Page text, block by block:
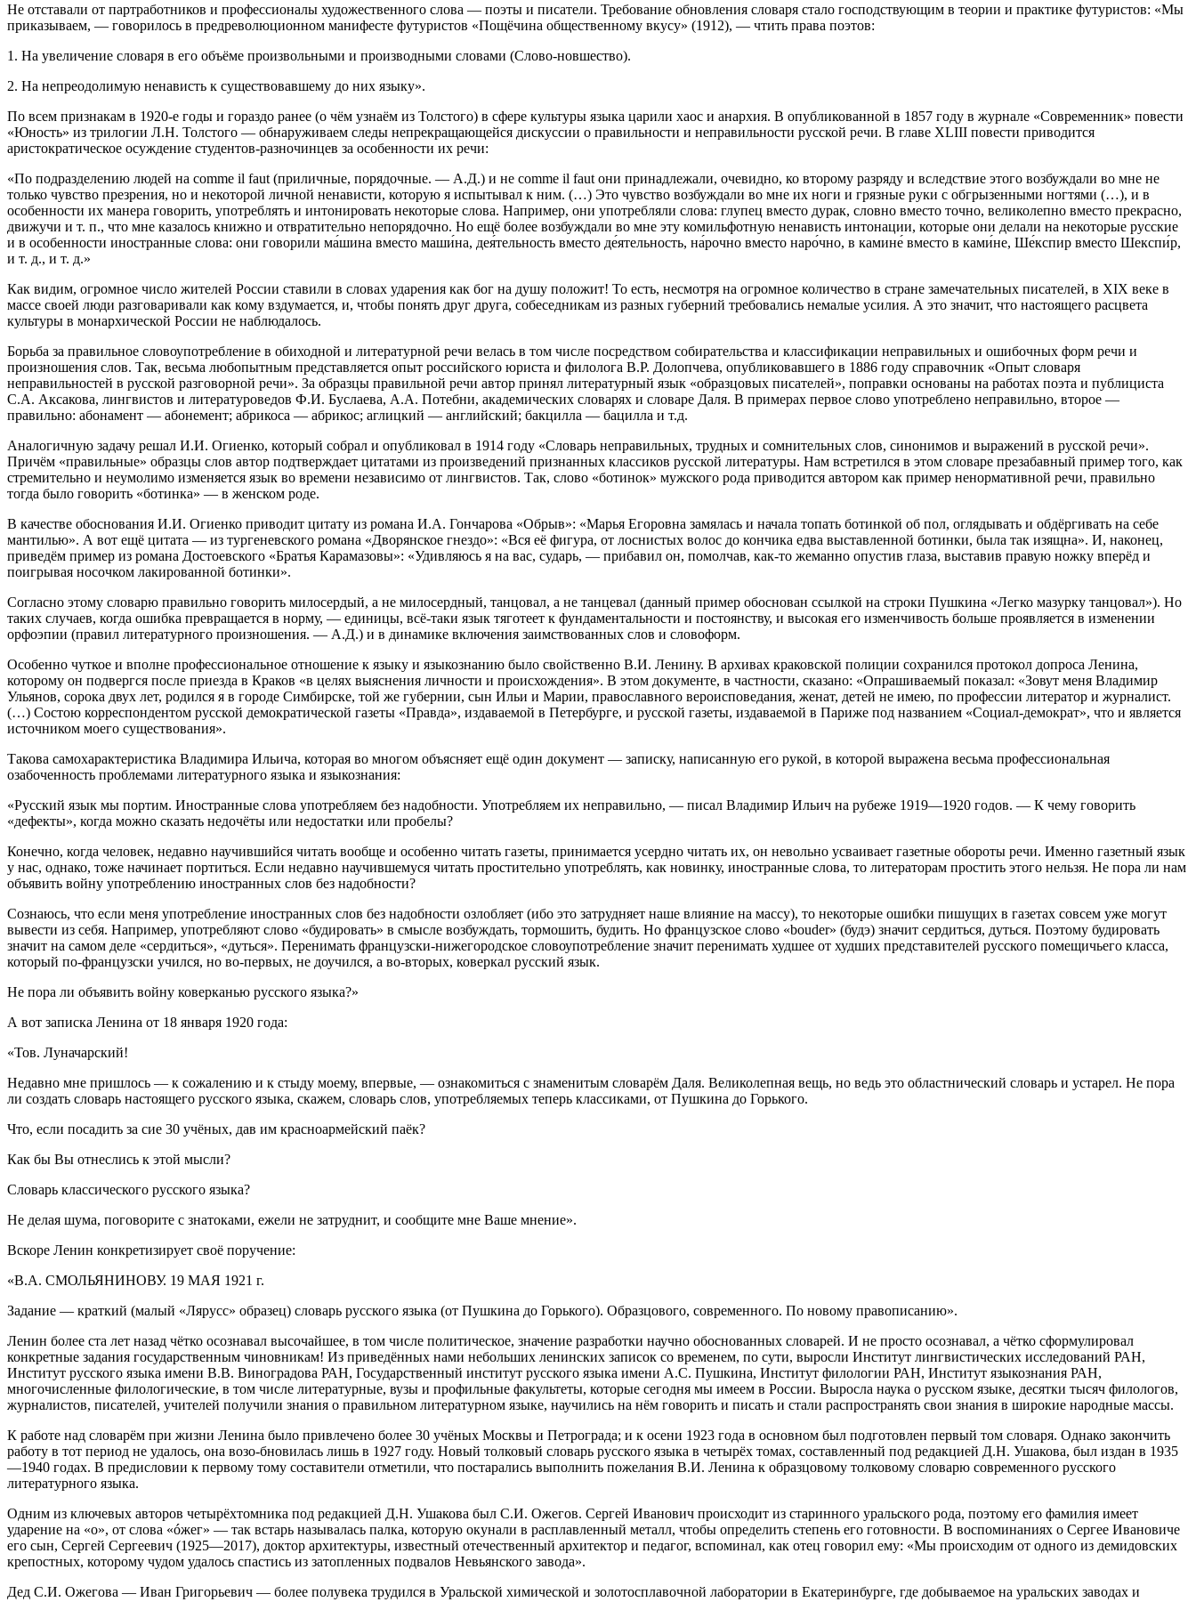
Не отставали от партработников и профессионалы художественного слова — поэты и писатели. Требование обновления словаря стало господствующим в теории и практике футуристов: «Мы
приказываем, — говорилось в предреволюционном манифесте футуристов «Пощёчина общественному вкусу» (1912), — чтить права поэтов:
1. На увеличение словаря в его объёме произвольными и производными словами (Слово-новшество).
2. На непреодолимую ненависть к существовавшему до них языку».
По всем признакам в 1920-е годы и гораздо ранее (о чём узнаём из Толстого) в сфере культуры языка царили хаос и анархия. В опубликованной в 1857 году в журнале «Современник» повести
«Юность» из трилогии Л.Н. Толстого — обнаруживаем следы непрекращающейся дискуссии о правильности и неправильности русской речи. В главе XLIII повести приводится
аристократическое осуждение студентов-разночинцев за особенности их речи:
«По подразделению людей на comme il faut (приличные, порядочные. — А.Д.) и не comme il faut они принадлежали, очевидно, ко второму разряду и вследствие этого возбуждали во мне не
только чувство презрения, но и некоторой личной ненависти, которую я испытывал к ним. (…) Это чувство возбуждали во мне их ноги и грязные руки с обгрызенными ногтями (…), и в
особенности их манера говорить, употреблять и интонировать некоторые слова. Например, они употребляли слова: глупец вместо дурак, словно вместо точно, великолепно вместо прекрасно,
движучи и т. п., что мне казалось книжно и отвратительно непорядочно. Но ещё более возбуждали во мне эту комильфотную ненависть интонации, которые они делали на некоторые русские
и в особенности иностранные слова: они говорили ма́шина вместо маши́на, дея́тельность вместо де́ятельность, на́рочно вместо наро́чно, в камине́ вместо в ками́не, Ше́кспир вместо Шекспи́р,
и т. д., и т. д.»
Как видим, огромное число жителей России ставили в словах ударения как бог на душу положит! То есть, несмотря на огромное количество в стране замечательных писателей, в XIХ веке в
массе своей люди разговаривали как кому вздумается, и, чтобы понять друг друга, собеседникам из разных губерний требовались немалые усилия. А это значит, что настоящего расцвета
культуры в монархической России не наблюдалось.
Борьба за правильное словоупотребление в обиходной и литературной речи велась в том числе посредством собирательства и классификации неправильных и ошибочных форм речи и
произношения слов. Так, весьма любопытным представляется опыт российского юриста и филолога В.Р. Долопчева, опубликовавшего в 1886 году справочник «Опыт словаря
неправильностей в русской разговорной речи». За образцы правильной речи автор принял литературный язык «образцовых писателей», поправки основаны на работах поэта и публициста
С.А. Аксакова, лингвистов и литературоведов Ф.И. Буслаева, А.А. Потебни, академических словарях и словаре Даля. В примерах первое слово употреблено неправильно, второе —
правильно: абонамент — абонемент; абрикоса — абрикос; аглицкий — английский; бакцилла — бацилла и т.д.
Аналогичную задачу решал И.И. Огиенко, который собрал и опубликовал в 1914 году «Словарь неправильных, трудных и сомнительных слов, синонимов и выражений в русской речи».
Причём «правильные» образцы слов автор подтверждает цитатами из произведений признанных классиков русской литературы. Нам встретился в этом словаре презабавный пример того, как
стремительно и неумолимо изменяется язык во времени независимо от лингвистов. Так, слово «ботинок» мужского рода приводится автором как пример ненормативной речи, правильно
тогда было говорить «ботинка» — в женском роде.
В качестве обоснования И.И. Огиенко приводит цитату из романа И.А. Гончарова «Обрыв»: «Марья Егоровна замялась и начала топать ботинкой об пол, оглядывать и обдёргивать на себе
мантилью». А вот ещё цитата — из тургеневского романа «Дворянское гнездо»: «Вся её фигура, от лоснистых волос до кончика едва выставленной ботинки, была так изящна». И, наконец,
приведём пример из романа Достоевского «Братья Карамазовы»: «Удивляюсь я на вас, сударь, — прибавил он, помолчав, как-то жеманно опустив глаза, выставив правую ножку вперёд и
поигрывая носочком лакированной ботинки».
Согласно этому словарю правильно говорить милосердый, а не милосердный, танцовал, а не танцевал (данный пример обоснован ссылкой на строки Пушкина «Легко мазурку танцовал»). Но
таких случаев, когда ошибка превращается в норму, — единицы, всё-таки язык тяготеет к фундаментальности и постоянству, и высокая его изменчивость больше проявляется в изменении
орфоэпии (правил литературного произношения. — А.Д.) и в динамике включения заимствованных слов и словоформ.
Особенно чуткое и вполне профессиональное отношение к языку и языкознанию было свойственно В.И. Ленину. В архивах краковской полиции сохранился протокол допроса Ленина,
которому он подвергся после приезда в Краков «в целях выяснения личности и происхождения». В этом документе, в частности, сказано: «Опрашиваемый показал: «Зовут меня Владимир
Ульянов, сорока двух лет, родился я в городе Симбирске, той же губернии, сын Ильи и Марии, православного вероисповедания, женат, детей не имею, по профессии литератор и журналист.
(…) Состою корреспондентом русской демократической газеты «Правда», издаваемой в Петербурге, и русской газеты, издаваемой в Париже под названием «Социал-демократ», что и является
источником моего существования».
Такова самохарактеристика Владимира Ильича, которая во многом объясняет ещё один документ — записку, написанную его рукой, в которой выражена весьма профессиональная
озабоченность проблемами литературного языка и языкознания:
«Русский язык мы портим. Иностранные слова употребляем без надобности. Употребляем их неправильно, — писал Владимир Ильич на рубеже 1919—1920 годов. — К чему говорить
«дефекты», когда можно сказать недочёты или недостатки или пробелы?
Конечно, когда человек, недавно научившийся читать вообще и особенно читать газеты, принимается усердно читать их, он невольно усваивает газетные обороты речи. Именно газетный язык
у нас, однако, тоже начинает портиться. Если недавно научившемуся читать простительно употреблять, как новинку, иностранные слова, то литераторам простить этого нельзя. Не пора ли нам
объявить войну употреблению иностранных слов без надобности?
Сознаюсь, что если меня употребление иностранных слов без надобности озлобляет (ибо это затрудняет наше влияние на массу), то некоторые ошибки пишущих в газетах совсем уже могут
вывести из себя. Например, употребляют слово «будировать» в смысле возбуждать, тормошить, будить. Но французское слово «bouder» (будэ) значит сердиться, дуться. Поэтому будировать
значит на самом деле «сердиться», «дуться». Перенимать французски-нижегородское словоупотребление значит перенимать худшее от худших представителей русского помещичьего класса,
который по-французски учился, но во-первых, не доучился, а во-вторых, коверкал русский язык.
Не пора ли объявить войну коверканью русского языка?»
А вот записка Ленина от 18 января 1920 года:
«Тов. Луначарский!
Недавно мне пришлось — к сожалению и к стыду моему, впервые, — ознакомиться с знаменитым словарём Даля. Великолепная вещь, но ведь это областнический словарь и устарел. Не пора
ли создать словарь настоящего русского языка, скажем, словарь слов, употребляемых теперь классиками, от Пушкина до Горького.
Что, если посадить за сие 30 учёных, дав им красноармейский паёк?
Как бы Вы отнеслись к этой мысли?
Словарь классического русского языка?
Не делая шума, поговорите с знатоками, ежели не затруднит, и сообщите мне Ваше мнение».
Вскоре Ленин конкретизирует своё поручение:
«В.А. СМОЛЬЯНИНОВУ. 19 МАЯ 1921 г.
Задание — краткий (малый «Лярусс» образец) словарь русского языка (от Пушкина до Горького). Образцового, современного. По новому правописанию».
Ленин более ста лет назад чётко осознавал высочайшее, в том числе политическое, значение разработки научно обоснованных словарей. И не просто осознавал, а чётко сформулировал
конкретные задания государственным чиновникам! Из приведённых нами небольших ленинских записок со временем, по сути, выросли Институт лингвистических исследований РАН,
Институт русского языка имени В.В. Виноградова РАН, Государственный институт русского языка имени А.С. Пушкина, Институт филологии РАН, Институт языкознания РАН,
многочисленные филологические, в том числе литературные, вузы и профильные факультеты, которые сегодня мы имеем в России. Выросла наука о русском языке, десятки тысяч филологов,
журналистов, писателей, учителей получили знания о правильном литературном языке, научились на нём говорить и писать и стали распространять свои знания в широкие народные массы.
К работе над словарём при жизни Ленина было привлечено более 30 учёных Москвы и Петрограда; и к осени 1923 года в основном был подготовлен первый том словаря. Однако закончить
работу в тот период не удалось, она возо-бновилась лишь в 1927 году. Новый толковый словарь русского языка в четырёх томах, составленный под редакцией Д.Н. Ушакова, был издан в 1935
—1940 годах. В предисловии к первому тому составители отметили, что постарались выполнить пожелания В.И. Ленина к образцовому толковому словарю современного русского
литературного языка.
Одним из ключевых авторов четырёхтомника под редакцией Д.Н. Ушакова был С.И. Ожегов. Сергей Иванович происходит из старинного уральского рода, поэтому его фамилия имеет
ударение на «о», от слова «óжег» — так встарь называлась палка, которую окунали в расплавленный металл, чтобы определить степень его готовности. В воспоминаниях о Сергее Ивановиче
его сын, Сергей Сергеевич (1925—2017), доктор архитектуры, известный отечественный архитектор и педагог, вспоминал, как отец говорил ему: «Мы происходим от одного из демидовских
крепостных, которому чудом удалось спастись из затопленных подвалов Невьянского завода».
Дед С.И. Ожегова — Иван Григорьевич — более полувека трудился в Уральской химической и золотосплавочной лаборатории в Екатеринбурге, где добываемое на уральских заводах и